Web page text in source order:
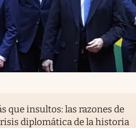
que insultos: las razones de
diplomática de la historia